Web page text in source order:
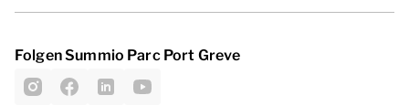
Folgen Summio Parc Port Greve